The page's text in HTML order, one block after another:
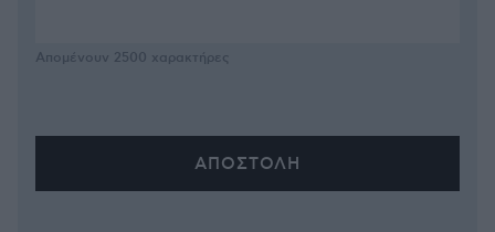
Απομένουν 2500 χαρακτήρες